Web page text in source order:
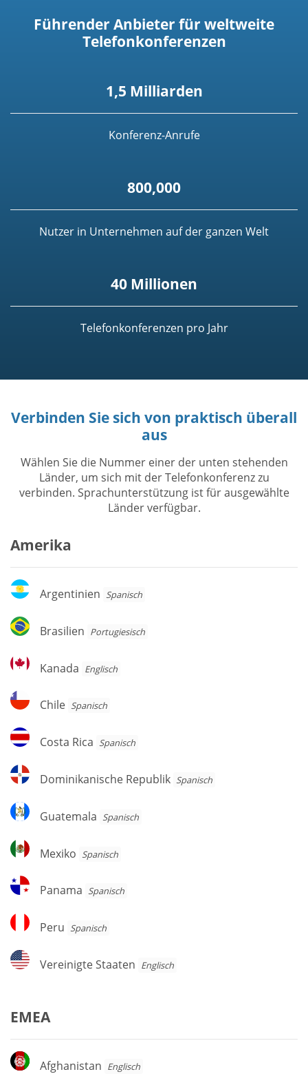
Führender Anbieter für weltweite
Telefonkonferenzen
1,5 Milliarden
Konferenz-Anrufe
800,000
Nutzer in Unternehmen auf der ganzen Welt
40 Millionen
Telefonkonferenzen pro Jahr
Verbinden Sie sich von praktisch überall
aus
Wählen Sie die Nummer einer der unten stehenden
Länder, um sich mit der Telefonkonferenz zu
verbinden. Sprachunterstützung ist für ausgewählte
Länder verfügbar.
Amerika
Argentinien
Argentinien Spanisch
Brasilien
Brasilien Por­tu­gie­sisch
Kanada
Kanada Englisch
Chile
Chile Spanisch
Costa
Rica
Costa Rica Spanisch
Dominikanische
Republik
Dominikanische Republik Spanisch
Guatemala
Guatemala Spanisch
Mexiko
Mexiko Spanisch
Panama
Panama Spanisch
Peru
Peru Spanisch
Vereinigte
Staaten
Vereinigte Staaten Englisch
EMEA
Afghanistan
Afghanistan Englisch